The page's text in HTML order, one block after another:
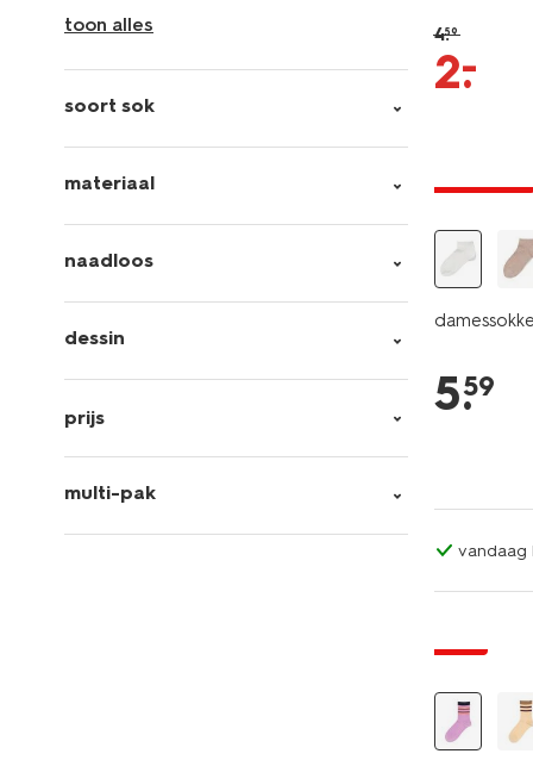
toon alles
soort sok
materiaal
naadloos
dessin
prijs
multi-pak
4.59
2.
–
5.
59
vandaag